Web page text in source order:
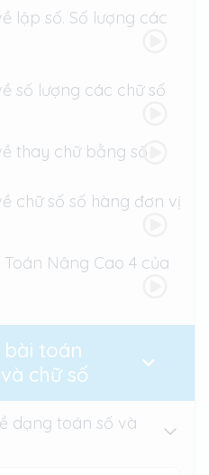
tưởng tượng lẫn tư duy
giảng dạy bởi thầy
vòng 12 tháng kể từ
được hỗ trợ
lập số. Số lượng các
số lượng các chữ số
thay chữ bằng số
chữ số số hàng đơn vị
Toán Nâng Cao 4 của
bài toán
chữ số
dạng toán số và